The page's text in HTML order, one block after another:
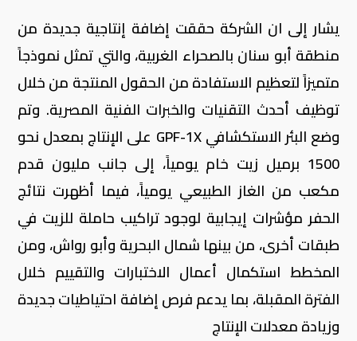
يشار إلى ان الشركة حققت إضافة إنتاجية جديدة من
منطقة أبو سنان بالصحراء الغربية، والتي تمثل نموذجاً
متميزاً لتعظيم الاستفادة من الحقول المنتجة من خلال
توظيف أحدث التقنيات والخبرات الفنية المصرية. وتم
وضع البئر الاستكشافي GPF-1X على الإنتاج بمعدل نحو
1500 برميل زيت خام يومياً، إلى جانب مليون قدم
مكعب من الغاز الطبيعي يومياً، فيما أظهرت نتائج
الحفر مؤشرات إيجابية لوجود تراكيب حاملة للزيت في
طبقات أخرى، من بينها شمال البحرية وأبو رواش، ومن
المخطط استكمال أعمال الاختبارات والتقييم خلال
الفترة المقبلة، بما يدعم فرص إضافة احتياطيات جديدة
وزيادة معدلات الإنتاج